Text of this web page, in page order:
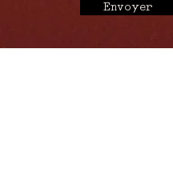
Envoyer